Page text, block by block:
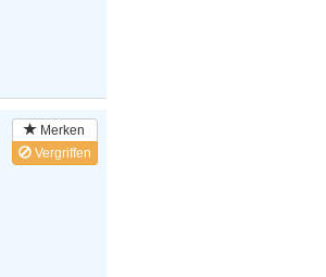
Merken
Vergriffen